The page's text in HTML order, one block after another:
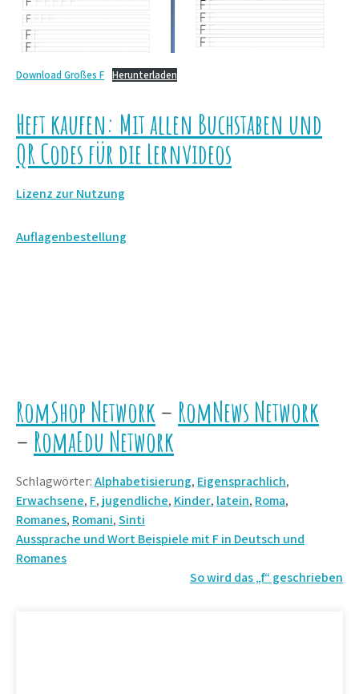
Download Großes F Herunterladen
Heft kaufen: Mit allen Buchstaben und
QR Codes für die Lernvideos
Lizenz zur Nutzung
Auflagenbestellung
RomShop Network – RomNews Network
– RomaEdu Network
Schlagwörter:Alphabetisierung, Eigensprachlich,
Erwachsene, F, jugendliche, Kinder, latein, Roma,
Romanes, Romani,Sinti
Beitrags-
Navigation
Aussprache und Wort Beispiele mit F in Deutsch und
Romanes
So wird das „f“ geschrieben